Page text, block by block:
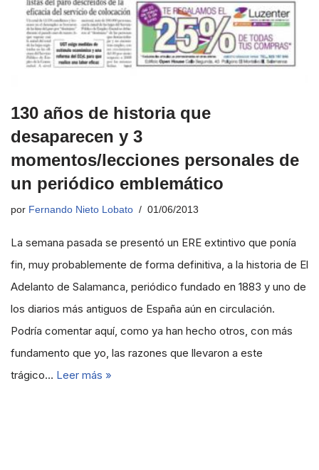
130 años de historia que
desaparecen y 3
momentos/lecciones personales de
un periódico emblemático
por Fernando Nieto Lobato 01/06/2013
La semana pasada se presentó un ERE extintivo que ponía
fin, muy probablemente de forma definitiva, a la historia de El
Adelanto de Salamanca, periódico fundado en 1883 y uno de
los diarios más antiguos de España aún en circulación.
Podría comentar aquí, como ya han hecho otros, con más
fundamento que yo, las razones que llevaron a este
trágico… Leer más »